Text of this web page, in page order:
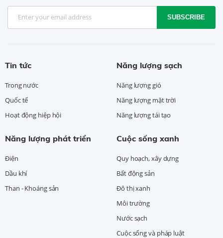
SUBSCRIBE
Tin tức
Trong nước
Quốc tế
Hoạt động hiệp hội
Năng lượng sạch
Năng lượng gió
Năng lượng mặt trời
Năng lượng tái tạo
Năng lượng phát triển
Điện
Dầu khí
Than - Khoáng sản
Cuộc sống xanh
Quy hoạch, xây dựng
Bất động sản
Đô thị xanh
Môi trường
Nước sạch
Cuộc sống và pháp luật